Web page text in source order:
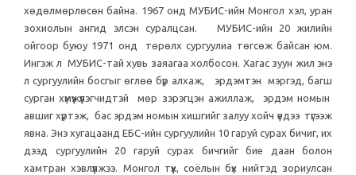
хөдөлмөрлөсөн байна. 1967 онд МУБИС-ийн Монгол хэл, уран
зохиолын ангид элсэн суралцсан. МУБИС-ийн 20 жилийн
ойгоор буюу 1971 онд төрөлх сургуулиа төгсөж байсан юм.
Ингэж л МУБИС-тай хувь заяагаа холбосон. Хагас зуун жил энэ
л сургуулийн босгыг өглөө бүр алхаж, эрдэмтэн мэргэд, багш
сурган хүмүүжүүлэгчидтэй мөр зэрэгцэн ажиллаж, эрдэм номын
авшиг хүртэж, бас эрдэм номын хишгийг залуу хойч үедээ түгээж
явна. Энэ хугацаанд ЕБС-ийн сургуулийн 10 гаруй сурах бичиг, их
дээд сургуулийн 20 гаруй сурах бичгийг бие даан болон
хамтран хэвлүүлжээ. Монгол түүх, соёлын бүх нийтэд зориулсан